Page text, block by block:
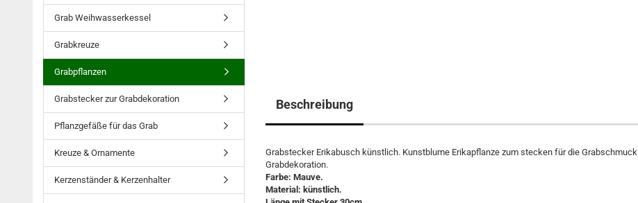
Beschreibung
Grabstecker Erikabusch künstlich. Kunstblume Erikapflanze zum stecken für die Grabschmuck
Grabdekoration.
Farbe: Mauve.
Material: künstlich.
Grab Weihwasserkessel
Grabkreuze
Grabpflanzen
Grabstecker zur Grabdekoration
Pflanzgefäße für das Grab
Kreuze & Ornamente
Kerzenständer & Kerzenhalter